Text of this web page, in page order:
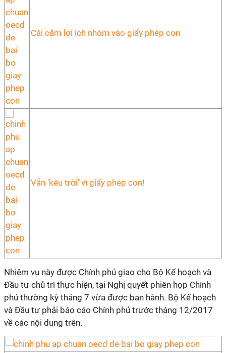
Cài cắm lợi ích nhóm vào giấy phép con
Vẫn 'kêu trời' vì giấy phép con!
Nhiệm vụ này được Chính phủ giao cho Bộ Kế hoạch và
Đầu tư chủ trì thực hiện, tại Nghị quyết phiên họp Chính
phủ thường kỳ tháng 7 vừa được ban hành. Bộ Kế hoạch
và Đầu tư phải báo cáo Chính phủ trước tháng 12/2017
về các nội dung trên.